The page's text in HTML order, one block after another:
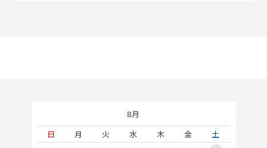
8月
日
月 火 水 木 金
土